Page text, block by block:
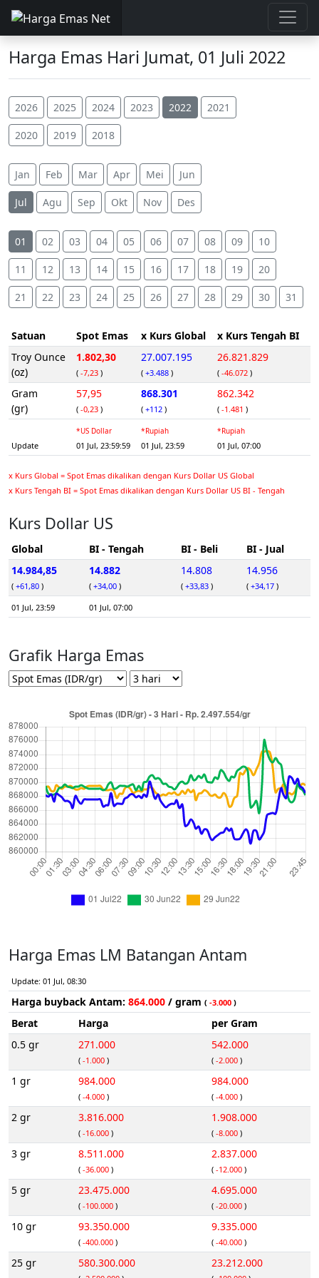
Harga Emas Hari Jumat, 01 Juli 2022
2026 2025 2024 2023 2022 2021
2020 2019 2018
Jan Feb Mar Apr Mei Jun
Jul Agu Sep Okt Nov Des
01 02 03 04 05 06 07 08 09 10
11 12 13 14 15 16 17 18 19 20
21 22 23 24 25 26 27 28 29 30 31
Satuan Spot Emas x Kurs Global
x Kurs Tengah BI
Troy Ounce
(oz)
1.802,30
( -7,23 )
27.007.195
( +3.488 )
26.821.829
( -46.072 )
Gram
(gr)
57,95
( -0,23 )
868.301
( +112 )
862.342
( -1.481 )
Update
*US Dollar
01 Jul, 23:59:59
*Rupiah
01 Jul, 23:59
*Rupiah
01 Jul, 07:00
x Kurs Global = Spot Emas dikalikan dengan Kurs Dollar US Global
x Kurs Tengah BI = Spot Emas dikalikan dengan Kurs Dollar US BI - Tengah
Kurs Dollar US
Global BI - Tengah BI - Beli
BI - Jual
14.984,85
( +61,80 )
14.882
( +34,00 )
14.808
( +33,83 )
14.956
( +34,17 )
01 Jul, 23:59
01 Jul, 07:00
Grafik Harga Emas
Harga Emas LM Batangan Antam
Update: 01 Jul, 08:30
Harga buyback Antam: 864.000 / gram ( -3.000 )
Berat Harga
per Gram
0.5 gr
271.000
( -1.000 )
542.000
( -2.000 )
1 gr 984.000
( -4.000 )
984.000
( -4.000 )
2 gr 3.816.000
( -16.000 )
1.908.000
( -8.000 )
3 gr 8.511.000
( -36.000 )
2.837.000
( -12.000 )
5 gr 23.475.000
( -100.000 )
4.695.000
( -20.000 )
10 gr 93.350.000
( -400.000 )
9.335.000
( -40.000 )
25 gr 580.300.000 23.212.000